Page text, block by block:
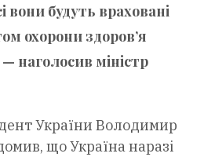
вони будуть враховані
охорони здоров’я
наголосив міністр
України Володимир
що Україна наразі